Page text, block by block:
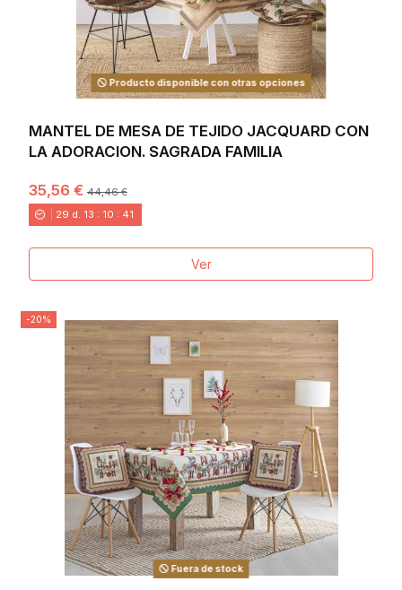
Producto disponible con otras opciones
MANTEL DE MESA DE TEJIDO JACQUARD CON
LA ADORACION. SAGRADA FAMILIA
35,56 €44,46 €
29 d. 13 : 10 : 40
Ver
-20%
Fuera de stock